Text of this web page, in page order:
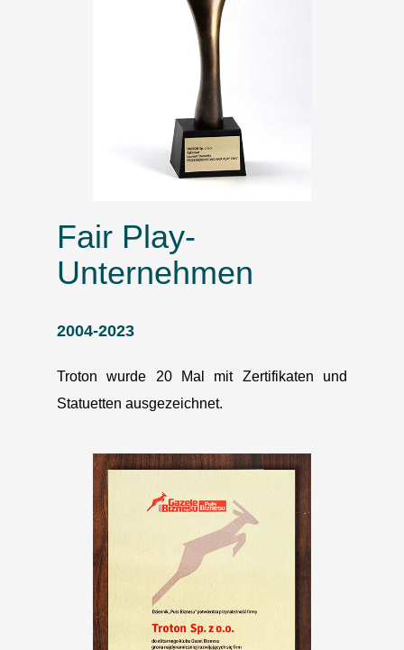
Fair Play-
Unternehmen
2004-2023
Troton wurde 20 Mal mit Zertifikaten und
Statuetten ausgezeichnet.